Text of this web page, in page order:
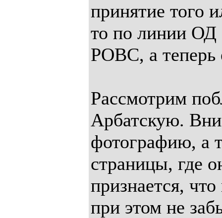
принятие того
то по линии ОД
РОВС, а
Рассмотрим
Арбатскую.
фотографию, а
страницы, где
признается,
при этом не